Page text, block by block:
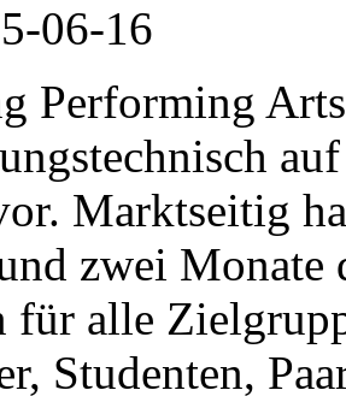
06-16
Performing
Marktseitig
zwei Monate
für alle
Studenten,